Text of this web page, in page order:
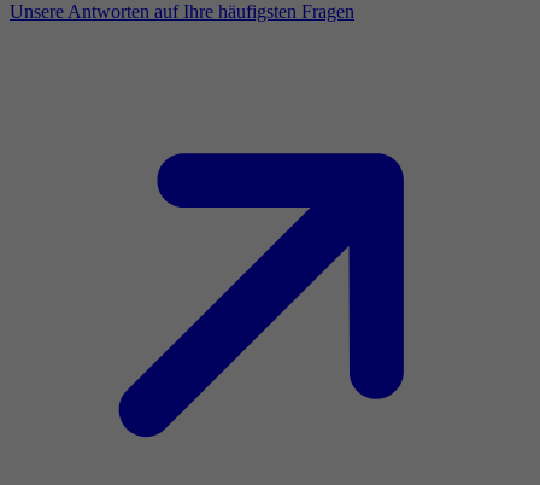
Unsere Antworten auf Ihre häufigsten Fragen